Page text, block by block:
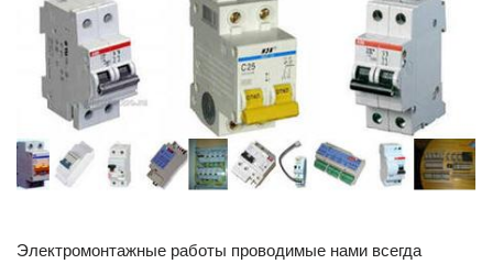
Электромонтажные работы проводимые нами всегда